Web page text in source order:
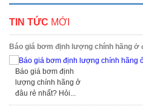
TIN TỨC MỚI
Báo giá bơm định lượng chính hãng ở
Báo giá bơm định
lượng chính hãng ở
đâu rẻ nhất? Hỏi...